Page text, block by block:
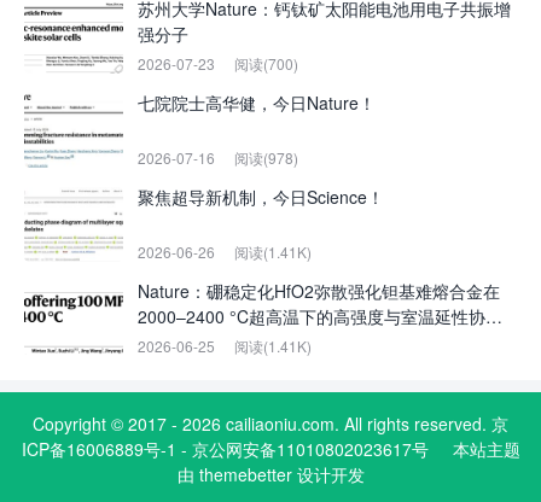
苏州大学Nature：钙钛矿太阳能电池用电子共振增
强分子
2026-07-23 阅读(700)
七院院士高华健，今日Nature！
2026-07-16 阅读(978)
聚焦超导新机制，今日Science！
2026-06-26 阅读(1.41K)
Nature：硼稳定化HfO2弥散强化钽基难熔合金在
2000–2400 °C超高温下的高强度与室温延性协同
实现
2026-06-25 阅读(1.41K)
Copyright © 2017 - 2026 cailiaoniu.com. All rights reserved. 京
ICP备16006889号-1 - 京公网安备11010802023617号
本站主题
由 themebetter设计开发